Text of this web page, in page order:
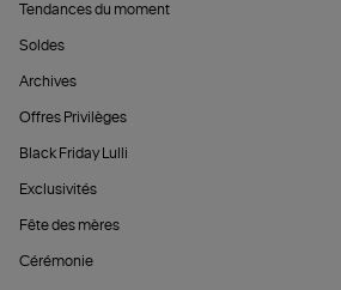
Tendances du moment
Soldes
Archives
Offres Privilèges
Black Friday Lulli
Exclusivités
Fête des mères
Cérémonie